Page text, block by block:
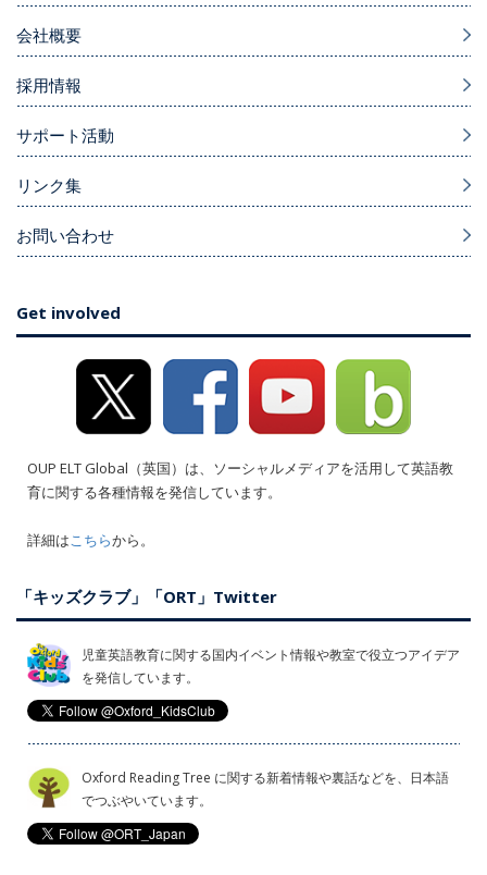
会社概要
採用情報
サポート活動
リンク集
お問い合わせ
Get involved
OUP ELT Global（英国）は、ソーシャルメディアを活用して英語教
育に関する各種情報を発信しています。
詳細はこちらから。
「キッズクラブ」「ORT」Twitter
児童英語教育に関する国内イベント情報や教室で役立つアイデア
を発信しています。
Oxford Reading Tree に関する新着情報や裏話などを、日本語
でつぶやいています。